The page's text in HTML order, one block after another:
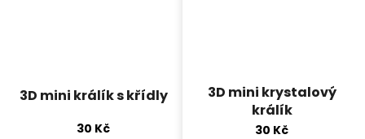
3D mini králík s křídly
30 Kč
3D mini krystalový
králík
30 Kč